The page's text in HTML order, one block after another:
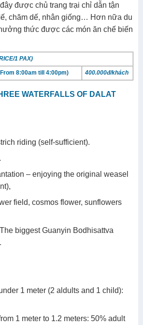
được chủ trang trại chỉ dẫn tận
chăm dế, nhân giống… Hơn nữa du
thức được các món ăn chế biến
1 PAX)
From 8:00am till 4:00pm) 400.000đ/khách
WATERFALLS OF DALAT
riding (self-sufficient).
– enjoying the original weasel
field, cosmos flower, sunflowers
biggest Guanyin Bodhisattva
1 meter (2 aldults and 1 child):
1 meter to 1.2 meters: 50% adult